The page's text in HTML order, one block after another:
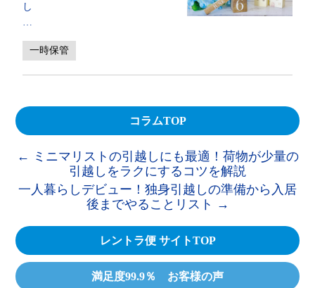
し
一時保管
コラムTOP
← ミニマリストの引越しにも最適！荷物が少量の
引越しをラクにするコツを解説
一人暮らしデビュー！独身引越しの準備から入居
後までやることリスト →
レントラ便 サイトTOP
満足度99.9％ お客様の声